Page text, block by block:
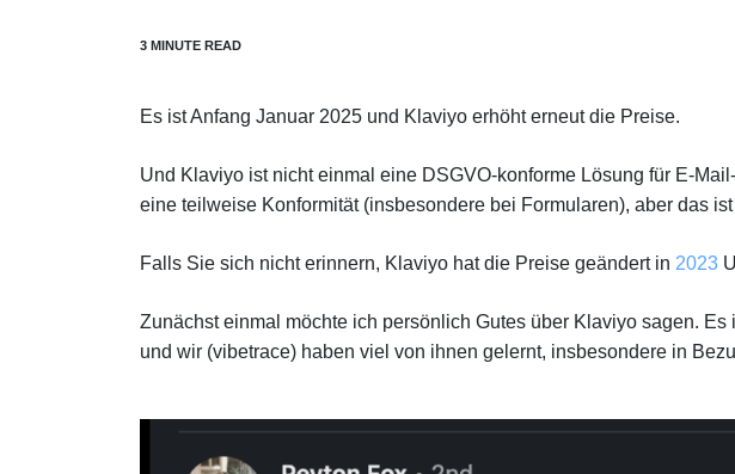
Es ist Anfang Januar 2025 und Klaviyo erhöht erneut die Preise.
Und Klaviyo ist nicht einmal eine DSGVO-konforme Lösung für E-
eine teilweise Konformität (insbesondere bei Formularen), aber das
Falls Sie sich nicht erinnern, Klaviyo hat die Preise geändert in 2023
Zunächst einmal möchte ich persönlich Gutes über Klaviyo sagen.
und wir (vibetrace) haben viel von ihnen gelernt, insbesondere in